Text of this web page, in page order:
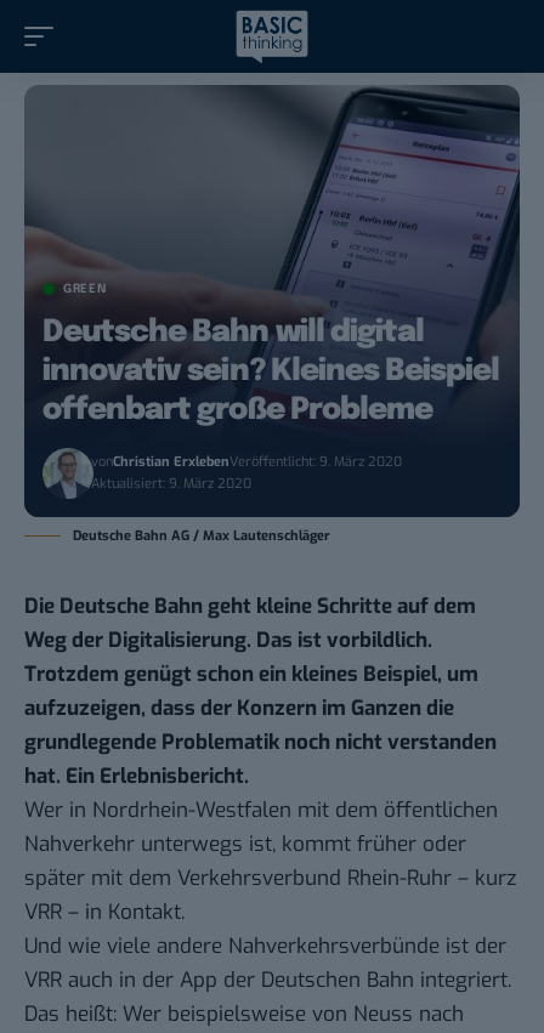
GREEN
Deutsche Bahn will digital
innovativ sein? Kleines Beispiel
offenbart große Probleme
vonChristian ErxlebenVeröffentlicht: 9. März 2020
Aktualisiert: 9. März 2020
Deutsche Bahn AG / Max Lautenschläger
Die Deutsche Bahn geht kleine Schritte auf dem
Weg der Digitalisierung. Das ist vorbildlich.
Trotzdem genügt schon ein kleines Beispiel, um
aufzuzeigen, dass der Konzern im Ganzen die
grundlegende Problematik noch nicht verstanden
hat. Ein Erlebnisbericht.
Wer in Nordrhein-Westfalen mit dem öffentlichen
Nahverkehr unterwegs ist, kommt früher oder
später mit dem Verkehrsverbund Rhein-Ruhr – kurz
VRR – in Kontakt.
Und wie viele andere Nahverkehrsverbünde ist der
VRR auch in der App der Deutschen Bahn integriert.
Das heißt: Wer beispielsweise von Neuss nach